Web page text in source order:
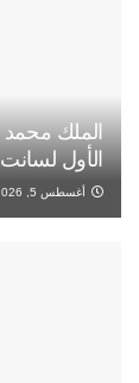
الملك محمد
الأول
أغسطس 5, 2026